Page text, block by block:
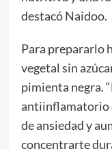
destacó Naidoo.
Para prepararlo
vegetal sin
pimienta negra.
antiinflamatorio
de ansiedad y
concentrarte